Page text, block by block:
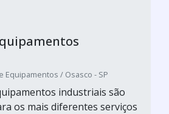
Equipamentos / Osasco - SP
industriais são
os mais diferentes serviços